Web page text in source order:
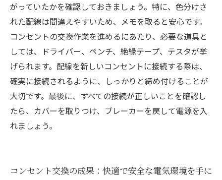
がっていたかを確認しておきましょう。特に、色分けさ
れた配線は間違えやすいため、メモを取ると安心です。
コンセントの交換作業を進めるにあたり、必要な道具と
しては、ドライバー、ペンチ、絶縁テープ、テスタが挙
げられます。配線を新しいコンセントに接続する際は、
確実に接続されるように、しっかりと締め付けることが
大切です。最後に、すべての接続が正しいことを確認し
たら、カバーを取りつけ、ブレーカーを戻して電源を入
れましょう。
コンセント交換の成果：快適で安全な電気環境を手に